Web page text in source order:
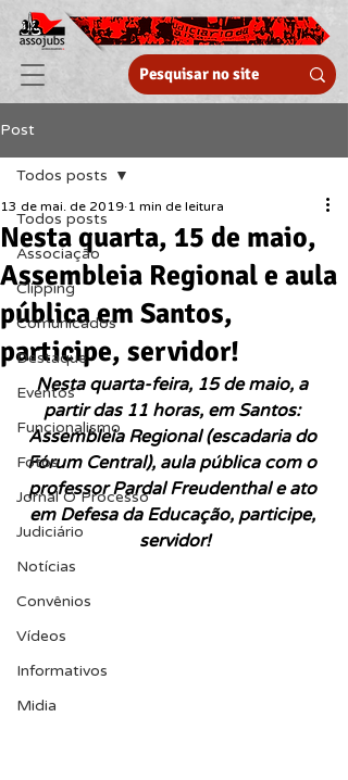
Post
Todos posts
Associação
Clipping
Comunicados
Destaque
Eventos
Funcionalismo
Fotos
Jornal O Processo
Judiciário
Notícias
Convênios
Vídeos
Informativos
Midia
Todos posts
Nesta quarta, 15 de maio,
Assembleia Regional e aula
pública em Santos,
participe, servidor!
13 de mai. de 2019 1 min de leitura
Nesta quarta-feira, 15 de maio, a
partir das 11 horas, em Santos:
Assembleia Regional (escadaria do
Fórum Central), aula pública com o
professor Pardal Freudenthal e ato
em Defesa da Educação, participe,
servidor!